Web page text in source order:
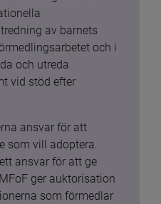
av barnets
och i
och utreda
vid stöd efter
ansvar för att
som vill adoptera.
ansvar för att ge
ger auktorisation
som förmedlar